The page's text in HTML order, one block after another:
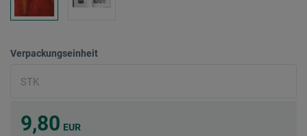
Verpackungseinheit
9,80 EUR